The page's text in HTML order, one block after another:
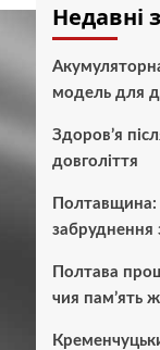
Недавні
модель для
Здоров’я
довголіття
Полтавщина:
забруднення
Полтава
чия пам’ять